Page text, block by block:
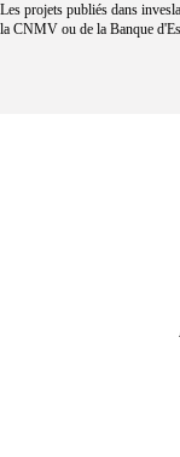
Les projets publiés dans
la CNMV ou de la Banque